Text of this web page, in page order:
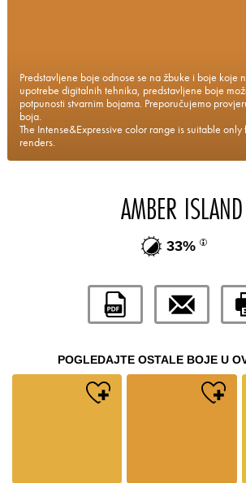
Predstavljene boje odnose se na žbuke i boje koje
upotrebe digitalnih tehnika, predstavljene boje
potpunosti stvarnim bojama. Preporučujemo
boja.
The Intense&Expressive color range is suitable
renders.
AMBER ISLAND
33%
POGLEDAJTE OSTALE BOJE U